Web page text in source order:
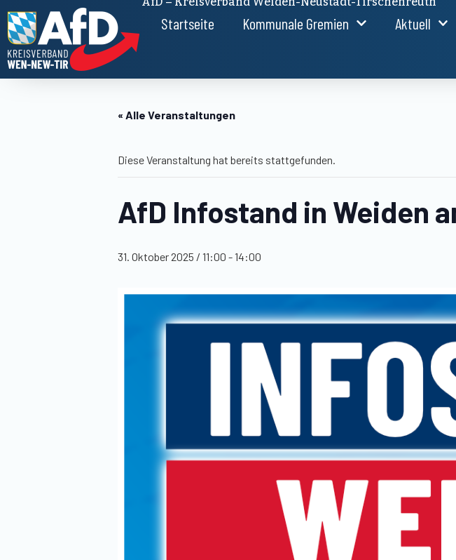
Startseite Kommunale Gremien Aktuell
« Alle Veranstaltungen
Diese Veranstaltung hat bereits stattgefunden.
AfD Infostand in Weiden
31. Oktober 2025 / 11:00 -14:00